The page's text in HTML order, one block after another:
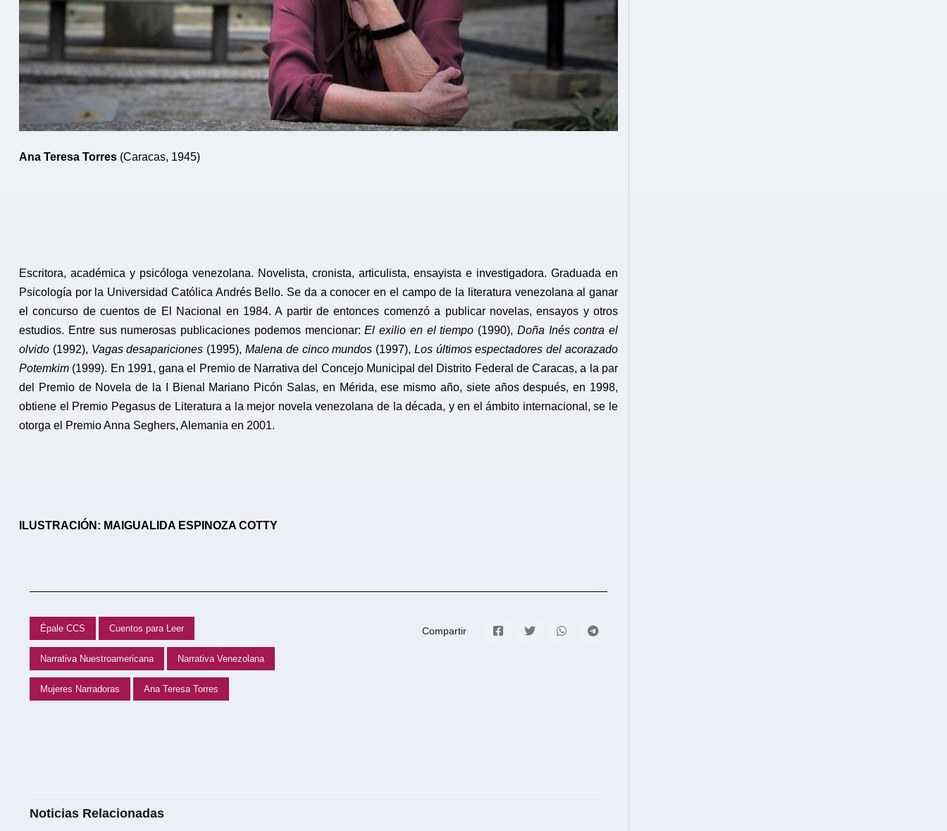
Ana Teresa Torres (Caracas, 1945)
Escritora, académica y psicóloga venezolana. Novelista, cronista, articulista, ensayista e investigadora. Graduada en
Psicología por la Universidad Católica Andrés Bello. Se da a conocer en el campo de la literatura venezolana al ganar
el concurso de cuentos de El Nacional en 1984. A partir de entonces comenzó a publicar novelas, ensayos y otros
estudios. Entre sus numerosas publicaciones podemos mencionar:El exilio en el tiempo (1990), Doña Inés contra el
olvido (1992), Vagas desapariciones (1995), Malena de cinco mundos (1997), Los últimos espectadores del acorazado
Potemkim (1999). En 1991, gana el Premio de Narrativa del Concejo Municipal del Distrito Federal de Caracas, a la par
del Premio de Novela de la I Bienal Mariano Picón Salas, en Mérida, ese mismo año, siete años después, en 1998,
obtiene el Premio Pegasus de Literatura a la mejor novela venezolana de la década, y en el ámbito internacional, se le
otorga el Premio Anna Seghers, Alemania en 2001.
ILUSTRACIÓN: MAIGUALIDA ESPINOZA COTTY
Épale CCS Cuentos para Leer
Narrativa Nuestroamericana Narrativa Venezolana
Mujeres Narradoras Ana Teresa Torres
Compartir
Noticias Relacionadas